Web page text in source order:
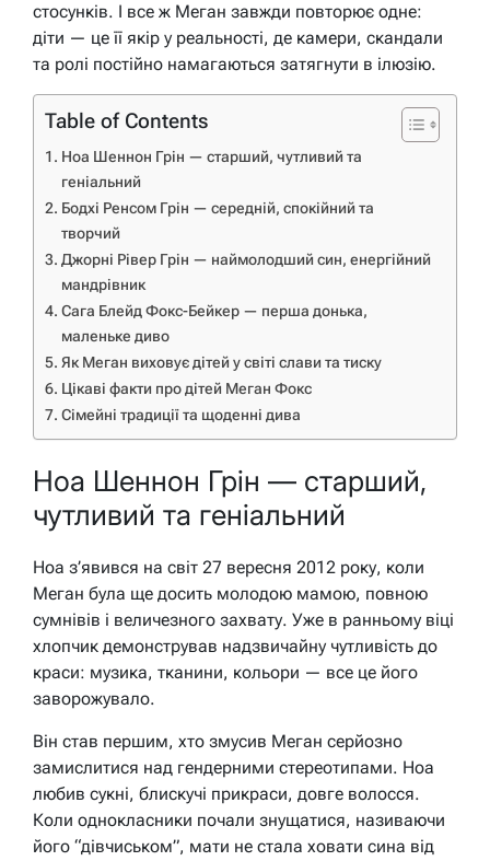
стосунків. І все ж Меган завжди повторює одне:
діти — це її якір у реальності, де камери, скандали
та ролі постійно намагаються затягнути в ілюзію.
Table of Contents
Ноа Шеннон Грін — старший, чутливий та
геніальний
Бодхі Ренсом Грін — середній, спокійний та
творчий
Джорні Рівер Грін — наймолодший син, енергійний
мандрівник
Сага Блейд Фокс-Бейкер — перша донька,
маленьке диво
Як Меган виховує дітей у світі слави та тиску
Цікаві факти про дітей Меган Фокс
Сімейні традиції та щоденні дива
Ноа Шеннон Грін — старший,
чутливий та геніальний
Ноа з’явився на світ 27 вересня 2012 року, коли
Меган була ще досить молодою мамою, повною
сумнівів і величезного захвату. Уже в ранньому віці
хлопчик демонстрував надзвичайну чутливість до
краси: музика, тканини, кольори — все це його
заворожувало.
Він став першим, хто змусив Меган серйозно
замислитися над гендерними стереотипами. Ноа
любив сукні, блискучі прикраси, довге волосся.
Коли однокласники почали знущатися, називаючи
його “дівчиськом”, мати не стала ховати сина від